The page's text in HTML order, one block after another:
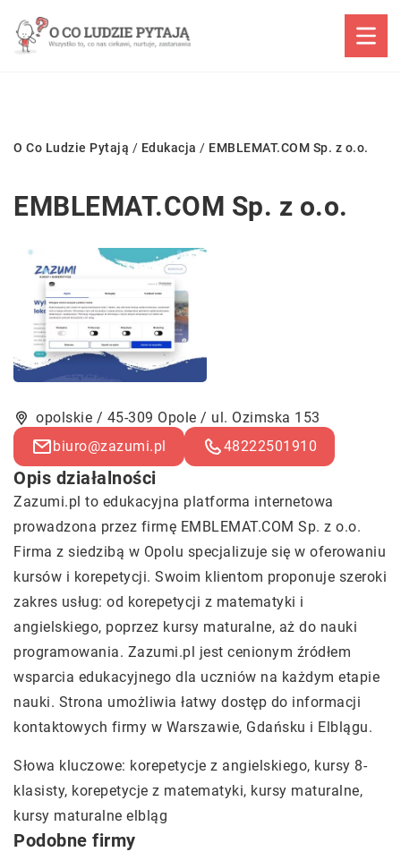
O Co Ludzie Pytają / Edukacja / EMBLEMAT.COM Sp. z o.o.
EMBLEMAT.COM Sp. z o.o.
opolskie / 45-309 Opole / ul. Ozimska 153
biuro@zazumi.pl
48222501910
Opis działalności
Zazumi.pl to edukacyjna platforma internetowa
prowadzona przez firmę EMBLEMAT.COM Sp. z o.o.
Firma z siedzibą w Opolu specjalizuje się w oferowaniu
kursów i korepetycji. Swoim klientom proponuje szeroki
zakres usług: od korepetycji z matematyki i
angielskiego, poprzez kursy maturalne, aż do nauki
programowania. Zazumi.pl jest cenionym źródłem
wsparcia edukacyjnego dla uczniów na każdym etapie
nauki. Strona umożliwia łatwy dostęp do informacji
kontaktowych firmy w Warszawie, Gdańsku i Elblągu.
Słowa kluczowe: korepetycje z angielskiego, kursy 8-
klasisty, korepetycje z matematyki, kursy maturalne,
kursy maturalne elbląg
Podobne firmy